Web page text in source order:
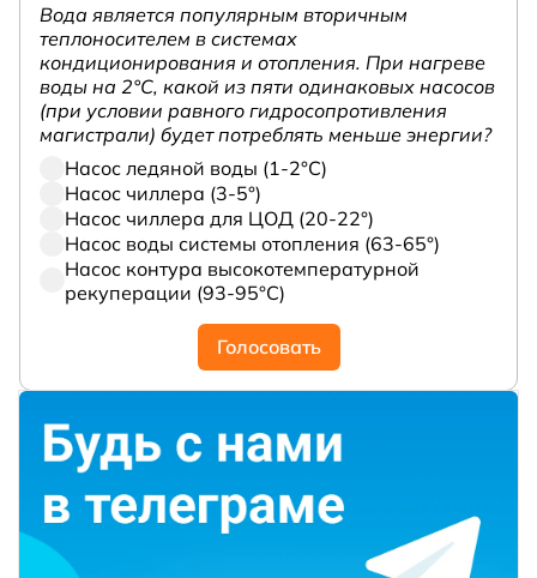
Вода является популярным вторичным
теплоносителем в системах
кондиционирования и отопления. При нагреве
воды на 2°С, какой из пяти одинаковых насосов
(при условии равного гидросопротивления
магистрали) будет потреблять меньше энергии?
Насос ледяной воды (1-2°С)
Насос чиллера (3-5°)
Насос чиллера для ЦОД (20-22°)
Насос воды системы отопления (63-65°)
Насос контура высокотемпературной
рекуперации (93-95°С)
Голосовать